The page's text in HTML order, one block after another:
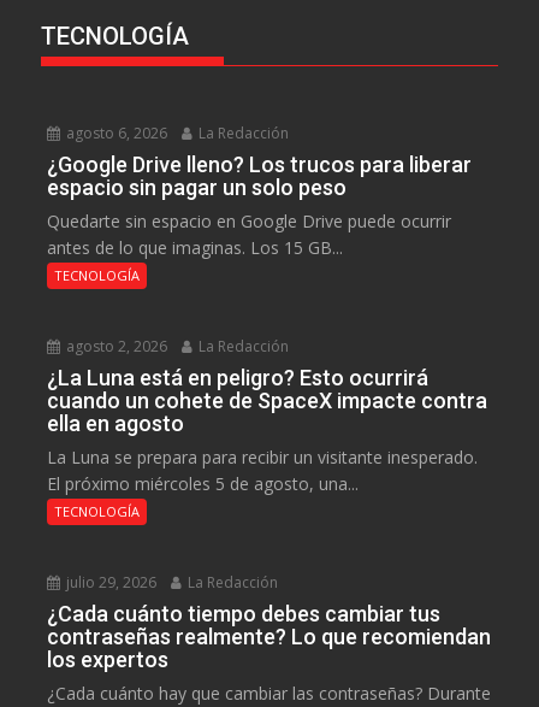
TECNOLOGÍA
agosto 6, 2026 La Redacción
¿Google Drive lleno? Los trucos para liberar
espacio sin pagar un solo peso
Quedarte sin espacio en Google Drive puede ocurrir
antes de lo que imaginas. Los 15 GB...
TECNOLOGÍA
agosto 2, 2026 La Redacción
¿La Luna está en peligro? Esto ocurrirá
cuando un cohete de SpaceX impacte contra
ella en agosto
La Luna se prepara para recibir un visitante inesperado.
El próximo miércoles 5 de agosto, una...
TECNOLOGÍA
julio 29, 2026 La Redacción
¿Cada cuánto tiempo debes cambiar tus
contraseñas realmente? Lo que recomiendan
los expertos
¿Cada cuánto hay que cambiar las contraseñas? Durante